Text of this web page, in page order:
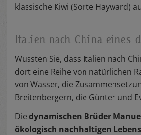
klassische Kiwi (Sorte Hayward)
Italien nach China eines
Wussten Sie, dass Italien nach
dort eine Reihe von natürlichen
von Wasser, die
Breitenbergern, die Günter und
Die dynamischen Brüder
ökologisch nachhaltigen